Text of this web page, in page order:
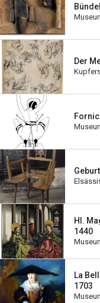
Der
Hl.
1440
La
1703